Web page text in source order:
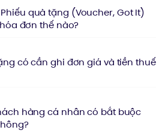
quà tặng (Voucher, Got It)
đơn thế nào?
có cần ghi đơn giá và tiền thuế
hàng cá nhân có bắt buộc